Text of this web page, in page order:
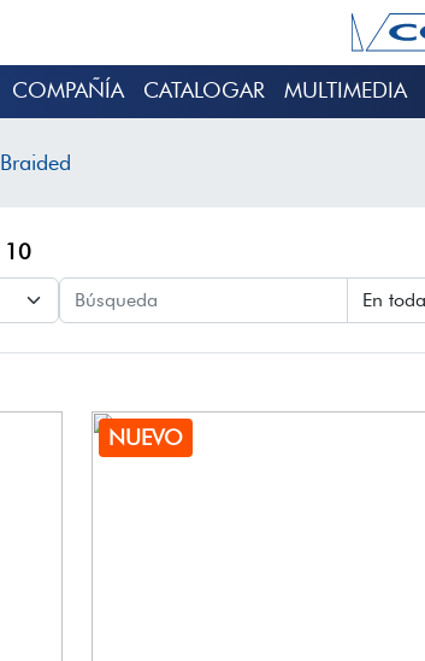
COMPAÑÍA CATALOGAR MULTIMEDIA
Braided
10
NUEVO